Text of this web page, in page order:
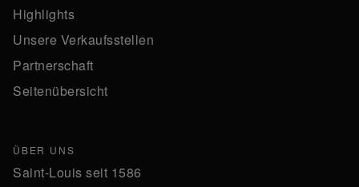
Highlights
Unsere Verkaufsstellen
Partnerschaft
Seitenübersicht
ÜBER UNS
Saint-Louis seit 1586